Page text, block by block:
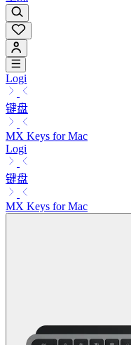
Logi
键盘
MX Keys for Mac
Logi
键盘
MX Keys for Mac